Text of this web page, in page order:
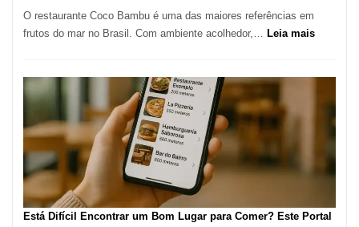
Alta
Gastronomia
O restaurante Coco Bambu é uma das maiores referências em
frutos do mar no Brasil. Com ambiente acolhedor,…
Leia mais:
como
reservar
Paulo
Está Difícil Encontrar um Bom Lugar para Comer? Este Portal